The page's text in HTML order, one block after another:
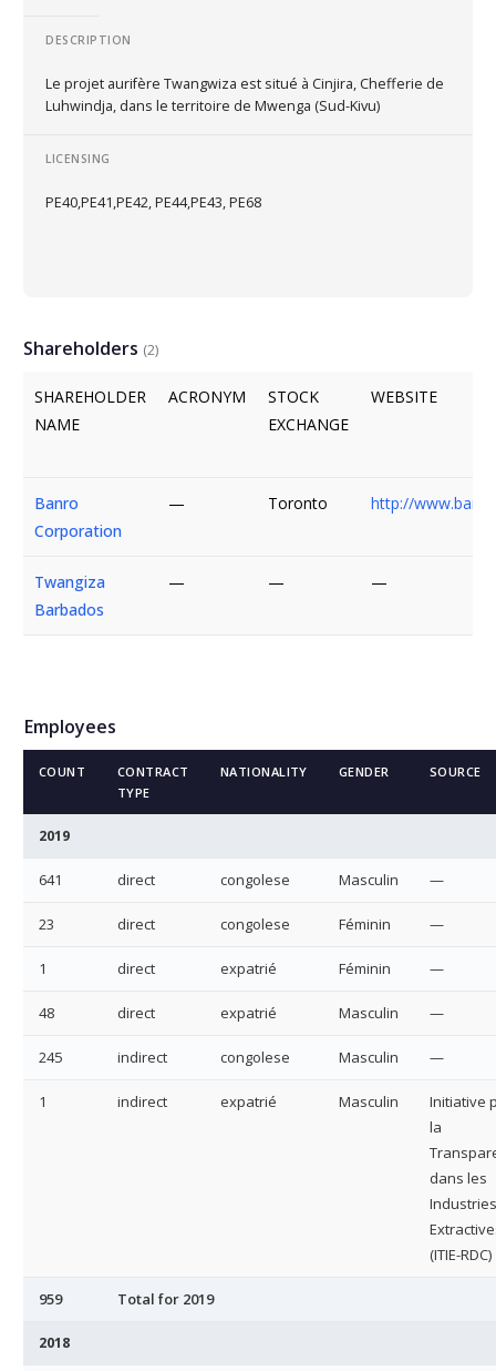
DESCRIPTION
Le projet aurifère Twangwiza est situé à Cinjira, Chefferie de
Luhwindja, dans le territoire de Mwenga (Sud-Kivu)
LICENSING
PE40,PE41,PE42, PE44,PE43, PE68
Shareholders (2)
SHAREHOLDER
NAME
ACRONYM
STOCK
EXCHANGE
WEBSITE
Banro
Corporation
— Toronto http://
Twangiza
Barbados
— — —
Employees
COUNT
CONTRACT
TYPE
NATIONALITY GENDER SOURCE
2019
641 direct congolese Masculin —
23 direct congolese Féminin —
1 direct expatrié Féminin —
48 direct expatrié Masculin —
245 indirect congolese Masculin —
1 indirect expatrié Masculin
Initiative
la
dans les
Industries
(ITIE-RDC)
959 Total for 2019
2018